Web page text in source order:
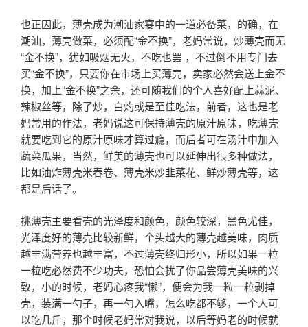
也正因此，薄壳成为潮汕家宴中的一道必备菜，的确，在
潮汕，薄壳做菜，必须配“金不换”，老妈常说，炒薄壳而无
“金不换”，犹如吸烟无火，不吃也罢 ，不过倒不用专门去
买“金不换”，只要你在市场上买薄壳，卖家必然会送上金不
换，加上“金不换”之余，还可随我们的个人喜好配上蒜泥、
辣椒丝等，除了炒，白灼或是至佳吃法，前者，这也是老
妈常用的作法，老妈说这可保持薄壳的原汁原味，吃薄壳
就要吃到它的原汁原味才算过瘾，而后者可在汤汁中加入
蔬菜瓜果，当然，鲜美的薄壳也可以延伸出很多种做法，
比如油炸薄壳米春卷、薄壳米炒韭菜花、鲜炒薄壳等，这
都是后话了。
挑薄壳主要看壳的光泽度和颜色，颜色较深，黑色尤佳，
光泽度好的薄壳比较新鲜，个头越大的薄壳越美味，肉质
越丰满营养也越丰富，不过薄壳终归形小，所以如果一粒
一粒吃必然费不少功夫，恐怕会扰了你品尝薄壳美味的兴
致，小的时候，老妈心疼我“懒”，便会为我一粒一粒剥掉
壳，装满一勺子，再一勺入嘴，怎么吃都不够，一个人可
以吃几斤，那个时候老妈常对我说，以后等妈老的时候就